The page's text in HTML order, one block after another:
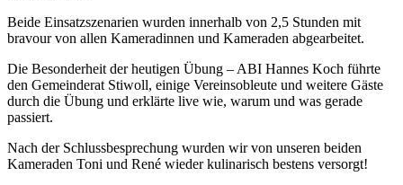
Beide Einsatzszenarien wurden innerhalb von 2,5 Stunden mit
bravour von allen Kameradinnen und Kameraden abgearbeitet.
Die Besonderheit der heutigen Übung – ABI Hannes Koch führte
den Gemeinderat Stiwoll, einige Vereinsobleute und weitere Gäste
durch die Übung und erklärte live wie, warum und was gerade
passiert.
Nach der Schlussbesprechung wurden wir von unseren beiden
Kameraden Toni und René wieder kulinarisch bestens versorgt!